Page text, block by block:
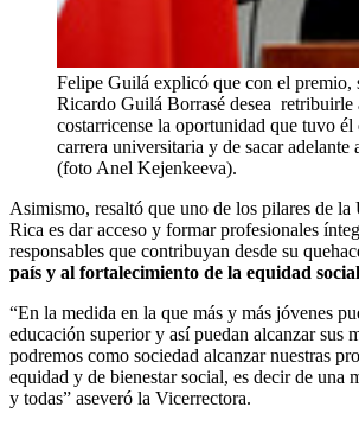
Felipe Guilá explicó que con el premio,
Ricardo Guilá Borrasé desea retribuirle
costarricense la oportunidad que tuvo él
carrera universitaria y de sacar adelante
(foto Anel Kejenkeeva).
Asimismo, resaltó que uno de los pilares de la
Rica es dar acceso y formar profesionales
responsables que contribuyan desde su
país y al fortalecimiento de la equidad
“En la medida en la que más y más jóvenes
educación superior y así puedan alcanzar sus
podremos como sociedad alcanzar nuestras
equidad y de bienestar social, es decir de una
y todas” aseveró la Vicerrectora.